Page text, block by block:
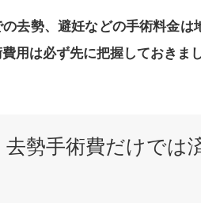
去勢、避妊などの手術料金
用は必ず先に把握しておきまし
去勢手術費だけでは